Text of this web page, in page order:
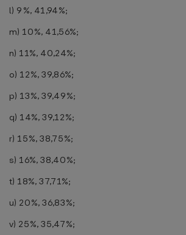
l) 9%, 41,94%;
m) 10%, 41,56%;
n) 11%, 40,24%;
o) 12%, 39,86%;
p) 13%, 39,49%;
q) 14%, 39,12%;
r) 15%, 38,75%;
s) 16%, 38,40%;
t) 18%, 37,71%;
u) 20%, 36,83%;
v) 25%, 35,47%;